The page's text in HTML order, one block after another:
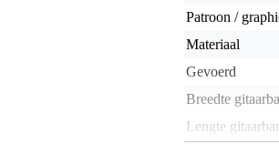
Patroon /
Materiaal
Gevoerd
Breedte
Lengte